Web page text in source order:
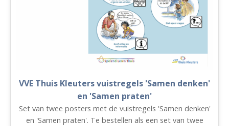
VVE Thuis Kleuters vuistregels 'Samen denken'
en 'Samen praten'
Set van twee posters met de vuistregels 'Samen denken'
en 'Samen praten'. Te bestellen als een set van twee